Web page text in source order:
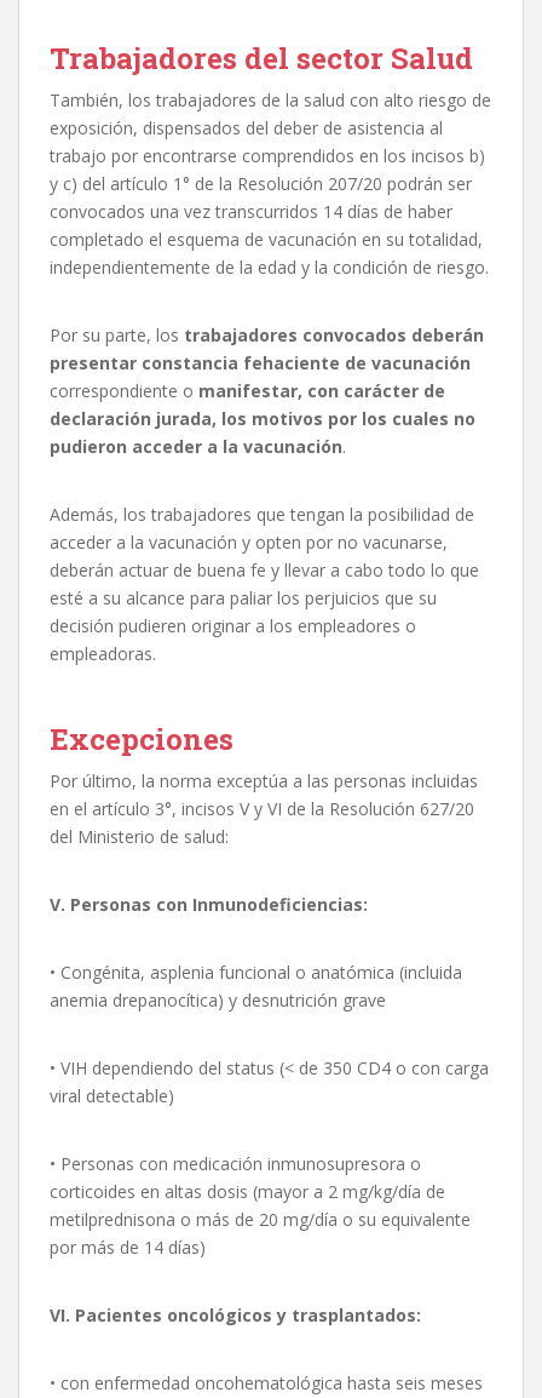
Trabajadores del sector Salud
También, los trabajadores de la salud con alto riesgo de
exposición, dispensados del deber de asistencia al
trabajo por encontrarse comprendidos en los incisos b)
y c) del artículo 1° de la Resolución 207/20 podrán ser
convocados una vez transcurridos 14 días de haber
completado el esquema de vacunación en su totalidad,
independientemente de la edad y la condición de riesgo.
Por su parte, los trabajadores convocados deberán
presentar constancia fehaciente de vacunación
correspondiente o manifestar, con carácter de
declaración jurada, los motivos por los cuales no
pudieron acceder a la vacunación.
Además, los trabajadores que tengan la posibilidad de
acceder a la vacunación y opten por no vacunarse,
deberán actuar de buena fe y llevar a cabo todo lo que
esté a su alcance para paliar los perjuicios que su
decisión pudieren originar a los empleadores o
empleadoras.
Excepciones
Por último, la norma exceptúa a las personas incluidas
en el artículo 3°, incisos V y VI de la Resolución 627/20
del Ministerio de salud:
V. Personas con Inmunodeficiencias:
• Congénita, asplenia funcional o anatómica (incluida
anemia drepanocítica) y desnutrición grave
• VIH dependiendo del status (< de 350 CD4 o con carga
viral detectable)
• Personas con medicación inmunosupresora o
corticoides en altas dosis (mayor a 2 mg/kg/día de
metilprednisona o más de 20 mg/día o su equivalente
por más de 14 días)
VI. Pacientes oncológicos y trasplantados:
• con enfermedad oncohematológica hasta seis meses